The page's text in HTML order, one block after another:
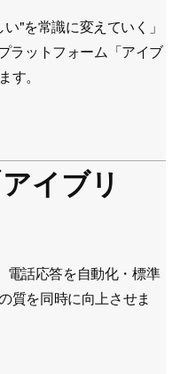
"を常識に変えていく」
ラットフォーム「アイブ
す。
イブリ
電話応答を自動化・標準
質を同時に向上させま